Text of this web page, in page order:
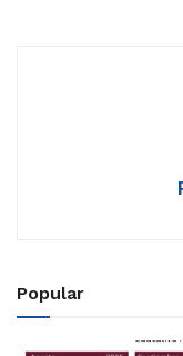
Popular